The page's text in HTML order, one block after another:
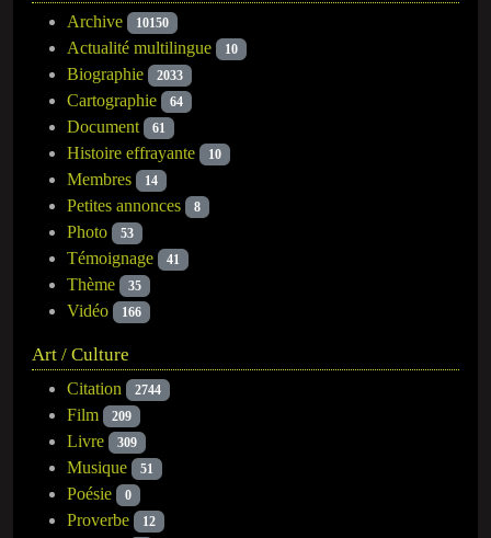
Archive 10150
Actualité multilingue 10
Biographie 2033
Cartographie 64
Document 61
Histoire effrayante 10
Membres 14
Petites annonces 8
Photo 53
Témoignage 41
Thème 35
Vidéo 166
Art / Culture
Citation 2744
Film 209
Livre 309
Musique 51
Poésie 0
Proverbe 12